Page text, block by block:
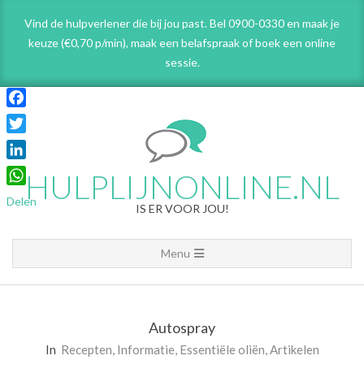
content
Vind de hulpverlener die bij jou past. Bel 0900-0330 en maak je
keuze (€0,70 p/min), maak een belafspraakof boek een online
sessie.
HULPLIJNONLINE.NL
IS ER VOOR JOU!
Navigation
Menu
Menu
Autospray
In Recepten, Informatie, Essentiële oliën,Artikelen
Facebook
Twitter
LinkedIn
WhatsApp
Delen